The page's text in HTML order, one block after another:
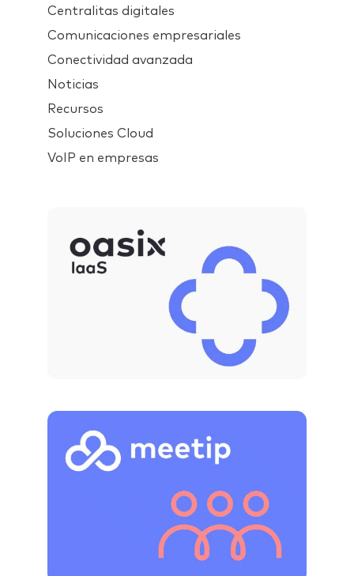
Centralitas digitales
Comunicaciones empresariales
Conectividad avanzada
Noticias
Recursos
Soluciones Cloud
VoIP en empresas